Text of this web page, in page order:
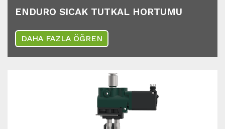
ENDURO SICAK TUTKAL HORTUMU
DAHA FAZLA ÖĞREN